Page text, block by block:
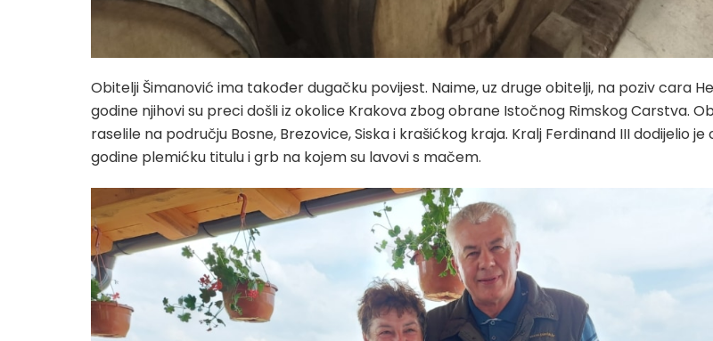
Obitelji Šimanović ima također dugačku povijest. Naime, uz druge obitelji, na poziv cara
godine njihovi su preci došli iz okolice Krakova zbog obrane Istočnog Rimskog Carstva.
raselile na području Bosne, Brezovice, Siska i krašićkog kraja. Kralj Ferdinand III dodijelio je
godine plemićku titulu i grb na kojem su lavovi s mačem.